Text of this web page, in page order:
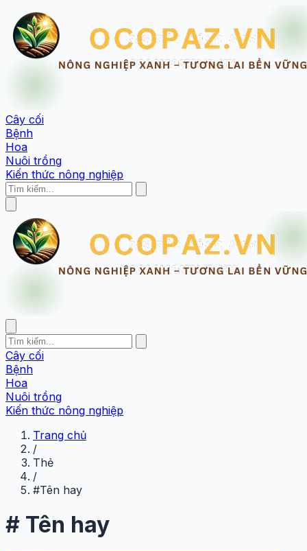
Cây cối
Bệnh
Hoa
Nuôi trồng
Kiến thức nông nghiệp
Cây cối
Bệnh
Hoa
Nuôi trồng
Kiến thức nông nghiệp
Trang chủ
/
Thẻ
/
#Tên hay
# Tên hay